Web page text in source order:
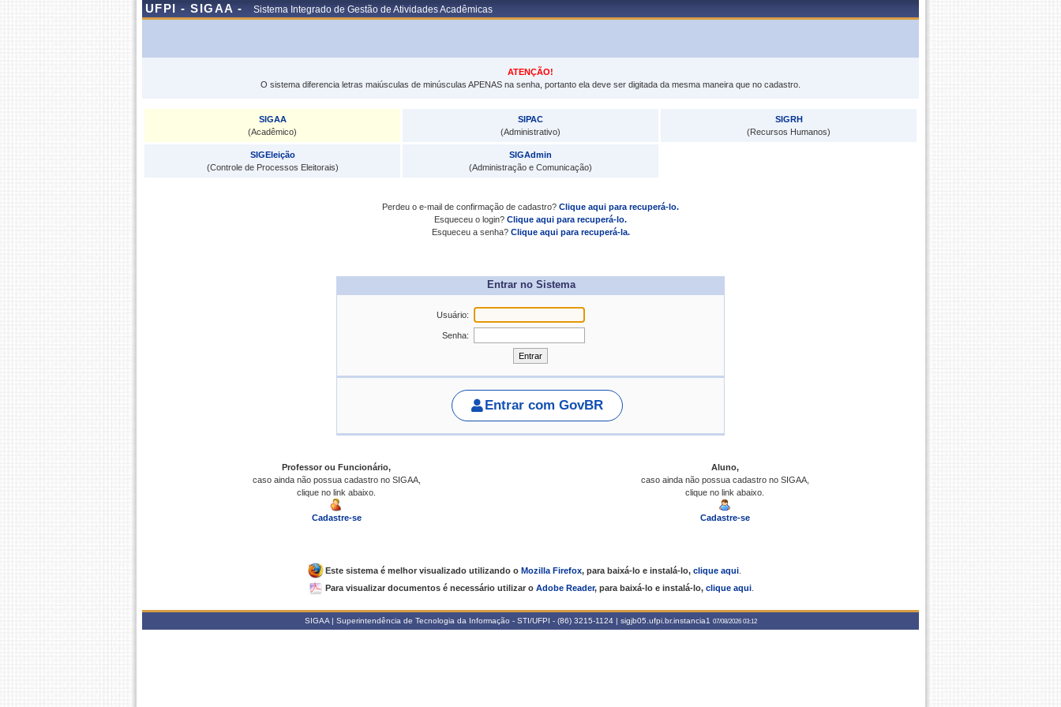
UFPI - SIGAA - Sistema Integrado de Gestão de Atividades Acadêmicas
ATENÇÃO!
O sistema diferencia letras maiúsculas de minúsculas APENAS na senha, portanto ela deve ser digitada da mesma maneira que no cadastro.
SIGAA
(Acadêmico)
SIPAC
(Administrativo)
SIGRH
(Recursos Humanos)
SIGEleição
(Controle de Processos Eleitorais)
SIGAdmin
(Administração e Comunicação)
Perdeu o e-mail de confirmação de cadastro? Clique aqui para recuperá-lo.
Esqueceu o login? Clique aqui para recuperá-lo.
Esqueceu a senha? Clique aqui para recuperá-la.
Entrar no Sistema
Usuário:
Senha:
Entrar com GovBR
Professor ou Funcionário,
caso ainda não possua cadastro no SIGAA,
clique no link abaixo.
Cadastre-se
Aluno,
caso ainda não possua cadastro no SIGAA,
clique no link abaixo.
Cadastre-se
Este sistema é melhor visualizado utilizando o Mozilla Firefox, para baixá-lo e instalá-lo, clique aqui.
Para visualizar documentos é necessário utilizar o Adobe Reader, para baixá-lo e instalá-lo, clique aqui.
SIGAA | Superintendência de Tecnologia da Informação - STI/UFPI - (86) 3215-1124 | sigjb05.ufpi.br.instancia1 07/08/2026 03:12